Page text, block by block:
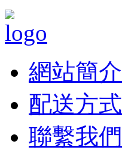
網站簡介
配送方式
聯繫我們